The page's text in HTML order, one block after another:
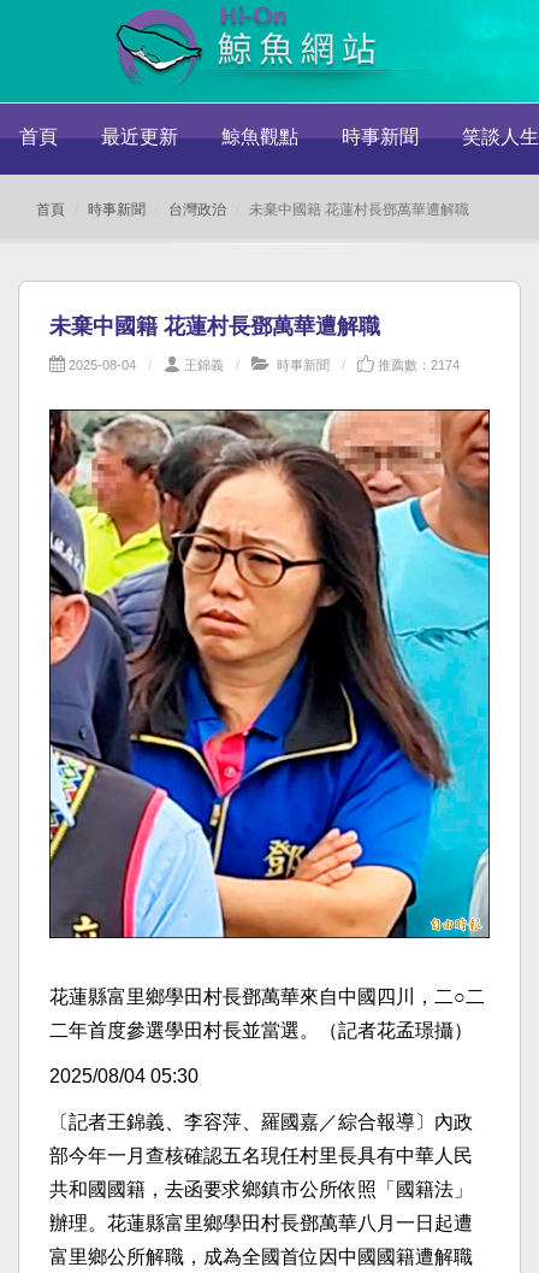
首頁 最近更新 鯨魚觀點 時事新聞 笑談人生
首頁 時事新聞 台灣政治 未棄中國籍 花蓮村長鄧萬華遭解職
未棄中國籍 花蓮村長鄧萬華遭解職
2025-08-04 王錦義 時事新聞 推薦數：2174
花蓮縣富里鄉學田村長鄧萬華來自中國四川，二○二
二年首度參選學田村長並當選。（記者花孟璟攝）
2025/08/04 05:30
〔記者王錦義、李容萍、羅國嘉／綜合報導〕內政
部今年一月查核確認五名現任村里長具有中華人民
共和國國籍，去函要求鄉鎮市公所依照「國籍法」
辦理。花蓮縣富里鄉學田村長鄧萬華八月一日起遭
富里鄉公所解職，成為全國首位因中國國籍遭解職